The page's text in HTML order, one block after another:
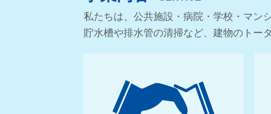
私たちは、公共施設・病院・学校・マン
貯水槽や排水管の清掃など、建物のトー